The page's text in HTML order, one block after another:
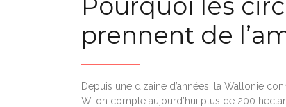
prennent de
Depuis une dizaine d’années, la Wallonie
W, on compte aujourd’hui plus de 200